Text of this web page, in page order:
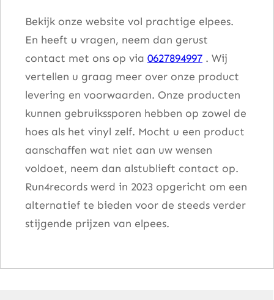
Bekijk onze website vol prachtige elpees.
En heeft u vragen, neem dan gerust
contact met ons op via 0627894997 . Wij
vertellen u graag meer over onze product
levering en voorwaarden. Onze producten
kunnen gebruikssporen hebben op zowel de
hoes als het vinyl zelf. Mocht u een product
aanschaffen wat niet aan uw wensen
voldoet, neem dan alstublieft contact op.
Run4records werd in 2023 opgericht om een
alternatief te bieden voor de steeds verder
stijgende prijzen van elpees.